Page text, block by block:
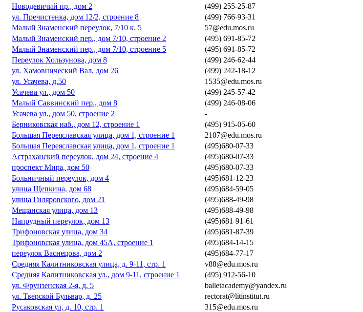
Новодевичий пр., дом 2
(499) 255-25-87
ул. Пречистенка, дом 12/2, строение 8
(499) 766-93-31
Малый Знаменский переулок, 7/10 к. 5
57@edu.mos.ru
Малый Знаменский пер., дом 7/10, строение 2
(495) 691-85-72
Малый Знаменский пер., дом 7/10, строение 5
(495) 691-85-72
Переулок Хользунова, дом 8
(499) 246-62-44
ул. Хамовнический Вал, дом 26
(499) 242-18-12
ул. Усачева, д.50
1535@edu.mos.ru
Усачева ул., дом 50
(499) 245-57-42
Малый Саввинский пер., дом 8
(499) 246-08-06
Усачева ул., дом 50, строение 2
-
Берниковская наб., дом 12, строение 1
(495) 915-05-60
Большая Переяславская улица, дом 1, строение 1
2107@edu.mos.ru
Большая Переяславская улица, дом 1, строение 1
(495)680-07-33
Астраханский переулок, дом 24, строение 4
(495)680-07-33
проспект Мира, дом 50
(495)680-07-33
Больничный переулок, дом 4
(495)681-12-23
улица Щепкина, дом 68
(495)684-59-05
улица Гиляровского, дом 21
(495)688-49-98
Мещанская улица, дом 13
(495)688-49-98
Напрудный переулок, дом 13
(495)681-91-61
Трифоновская улица, дом 34
(495)681-87-39
Трифоновская улица, дом 45А, строение 1
(495)684-14-15
переулок Васнецова, дом 2
(495)684-77-17
Средняя Калитниковская улица, д. 9-11, стр. 1
v88@edu.mos.ru
Средняя Калитниковская ул., дом 9-11, строение 1
(495) 912-56-10
ул. Фрунзенская 2-я, д. 5
balletacademy@yandex.ru
ул. Тверской Бульвар, д. 25
rectorat@litinstitut.ru
Русаковская ул, д. 10, стр. 1
315@edu.mos.ru